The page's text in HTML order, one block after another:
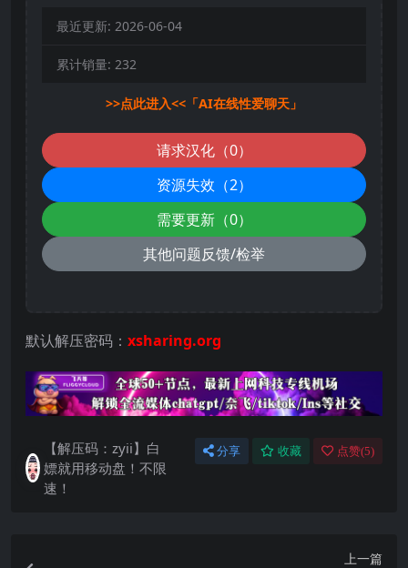
最近更新: 2026-06-04
累计销量: 232
>>点此进入<<「AI在线性爱聊天」
请求汉化（0）
资源失效（2）
需要更新（0）
其他问题反馈/检举
默认解压密码： xsharing.org
【解压码：zyii】白
嫖就用移动盘！不限
速！
分享 收藏 点赞(5)
上一篇